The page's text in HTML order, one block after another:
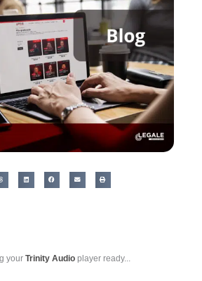
your Trinity Audio player ready...